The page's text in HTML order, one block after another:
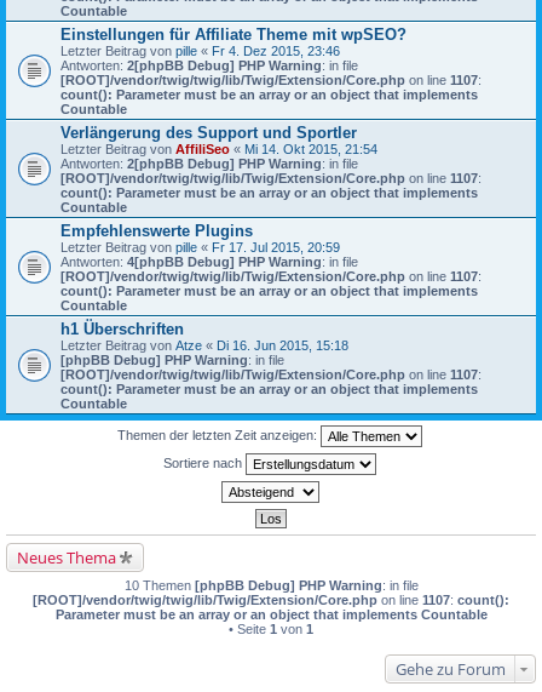
Countable
Einstellungen für Affiliate Theme mit wpSEO?
Letzter Beitrag von pille « Fr 4. Dez 2015, 23:46
Antworten: 2[phpBB Debug] PHP Warning: in file
[ROOT]/vendor/twig/twig/lib/Twig/Extension/Core.php on line 1107:
count(): Parameter must be an array or an object that implements
Countable
Verlängerung des Support und Sportler
Letzter Beitrag von AffiliSeo « Mi 14. Okt 2015, 21:54
Antworten: 2[phpBB Debug] PHP Warning: in file
[ROOT]/vendor/twig/twig/lib/Twig/Extension/Core.php on line 1107:
count(): Parameter must be an array or an object that implements
Countable
Empfehlenswerte Plugins
Letzter Beitrag von pille « Fr 17. Jul 2015, 20:59
Antworten: 4[phpBB Debug] PHP Warning: in file
[ROOT]/vendor/twig/twig/lib/Twig/Extension/Core.php on line 1107:
count(): Parameter must be an array or an object that implements
Countable
h1 Überschriften
Letzter Beitrag von Atze « Di 16. Jun 2015, 15:18
[phpBB Debug] PHP Warning: in file
[ROOT]/vendor/twig/twig/lib/Twig/Extension/Core.php on line 1107:
count(): Parameter must be an array or an object that implements
Countable
Themen der letzten Zeit anzeigen:
Sortiere nach
Neues Thema
10 Themen [phpBB Debug] PHP Warning: in file
[ROOT]/vendor/twig/twig/lib/Twig/Extension/Core.php on line 1107: count():
Parameter must be an array or an object that implements Countable
• Seite 1 von 1
Gehe zu Forum